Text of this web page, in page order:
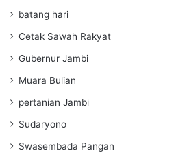
batang hari
Cetak Sawah Rakyat
Gubernur Jambi
Muara Bulian
pertanian Jambi
Sudaryono
Swasembada Pangan